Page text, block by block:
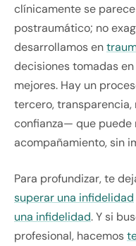
clínicamente se
postraumático; no
desarrollamos en
decisiones tomadas
mejores. Hay un
tercero,
confianza— que puede
acompañamiento, sin
Para profundizar, te
superar una infidelidad
una infidelidad. Y si
profesional, hacemos